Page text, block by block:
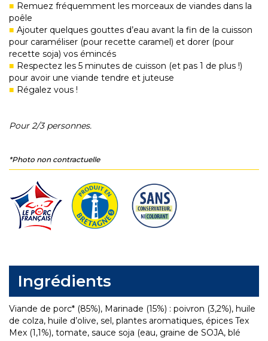
Remuez fréquemment les morceaux de viandes dans la
poêle
Ajouter quelques gouttes d’eau avant la fin de la cuisson
pour caraméliser (pour recette caramel) et dorer (pour
recette soja) vos émincés
Respectez les 5 minutes de cuisson (et pas 1 de plus !)
pour avoir une viande tendre et juteuse
Régalez vous !
Pour 2/3 personnes.
*Photo non contractuelle
Ingrédients
Viande de porc* (85%), Marinade (15%) : poivron (3,2%), huile
de colza, huile d’olive, sel, plantes aromatiques, épices Tex
Mex (1,1%), tomate, sauce soja (eau, graine de SOJA, blé